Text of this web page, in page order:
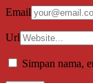
Email
Url
Simpan nama,